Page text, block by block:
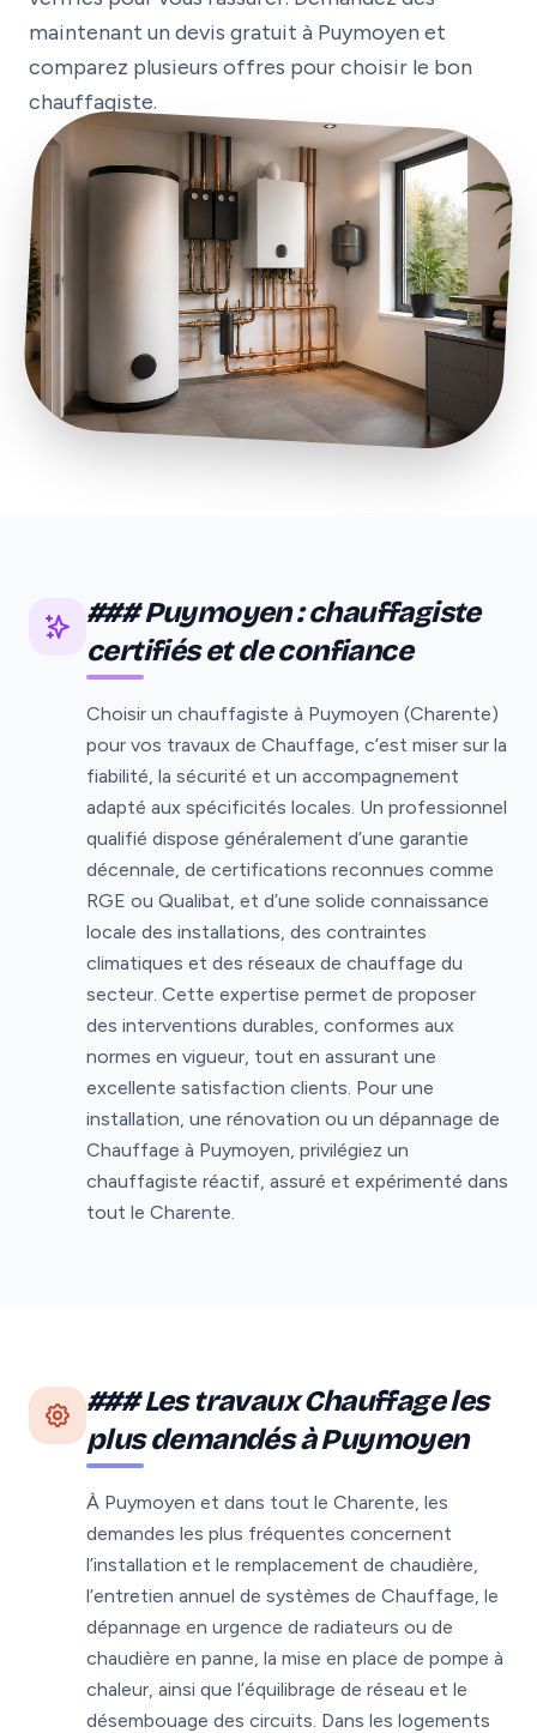
maintenant un devis gratuit à Puymoyen et
comparez plusieurs offres pour choisir le bon
chauffagiste.
### Puymoyen : chauffagiste
certifiés et de confiance
Choisir un chauffagiste à Puymoyen (Charente)
pour vos travaux de Chauffage, c’est miser sur la
fiabilité, la sécurité et un accompagnement
adapté aux spécificités locales. Un professionnel
qualifié dispose généralement d’une garantie
décennale, de certifications reconnues comme
RGE ou Qualibat, et d’une solide connaissance
locale des installations, des contraintes
climatiques et des réseaux de chauffage du
secteur. Cette expertise permet de proposer
des interventions durables, conformes aux
normes en vigueur, tout en assurant une
excellente satisfaction clients. Pour une
installation, une rénovation ou un dépannage de
Chauffage à Puymoyen, privilégiez un
chauffagiste réactif, assuré et expérimenté dans
tout le Charente.
### Les travaux Chauffage les
plus demandés à Puymoyen
À Puymoyen et dans tout le Charente, les
demandes les plus fréquentes concernent
l’installation et le remplacement de chaudière,
l’entretien annuel de systèmes de Chauffage, le
dépannage en urgence de radiateurs ou de
chaudière en panne, la mise en place de pompe à
chaleur, ainsi que l’équilibrage de réseau et le
désembouage des circuits. Dans les logements